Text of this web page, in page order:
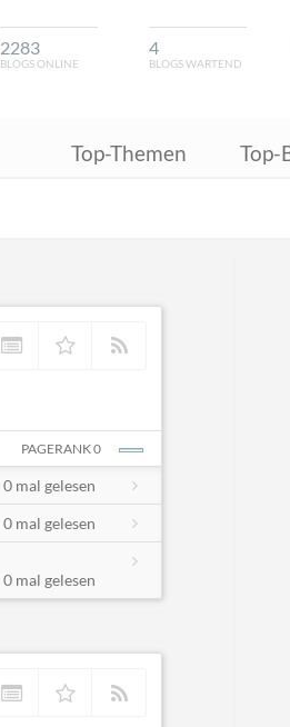
2283
BLOGS ONLINE
4
BLOGS WARTEND
Top-Themen Top-
PAGERANK 0
0 mal gelesen
0 mal gelesen
0 mal gelesen